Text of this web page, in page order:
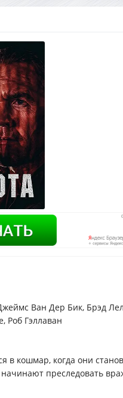
Ван Дер Бик, Брэд
Роб Гэллаван
в кошмар, когда они
преследовать